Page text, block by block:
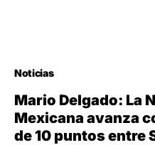
Noticias
Mario Delgado: La
Mexicana avanza
de 10 puntos entre